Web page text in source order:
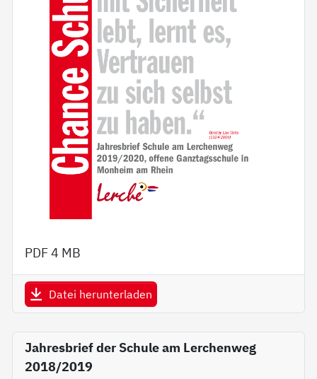
PDF4 MB
Datei herunterladen
Jahresbrief der Schule am Lerchenweg
2018/2019